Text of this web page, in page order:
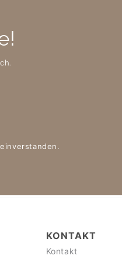
einverstanden.
KONTAKT
Kontakt